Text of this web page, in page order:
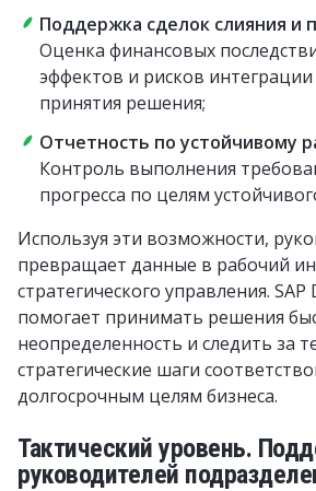
Поддержка сделок слияния и
Оценка финансовых
эффектов и рисков
принятия решения;
Отчетность по устойчивому
Контроль выполнения
прогресса по целям
Используя эти возможности,
превращает данные в рабочий
стратегического управления.
помогает принимать решения
неопределенность и следить за
стратегические шаги
долгосрочным целям бизнеса.
Тактический уровень.
руководителей